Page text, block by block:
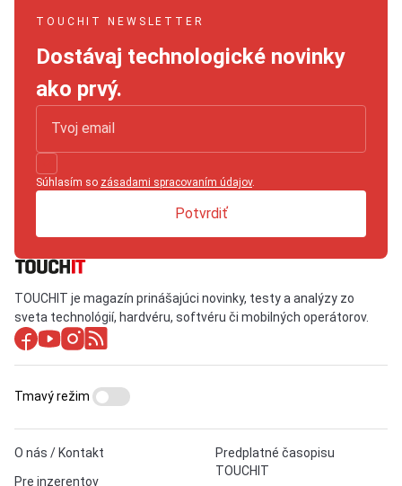
TOUCHIT NEWSLETTER
Dostávaj technologické novinky
ako prvý.
Súhlasím so zásadami spracovaním údajov.
Potvrdiť
TOUCHIT je magazín prinášajúci novinky, testy a analýzy zo
sveta technológií, hardvéru, softvéru či mobilných operátorov.
O nás / Kontakt
Pre inzerentov
Predplatné časopisu
TOUCHIT
Tmavý režim